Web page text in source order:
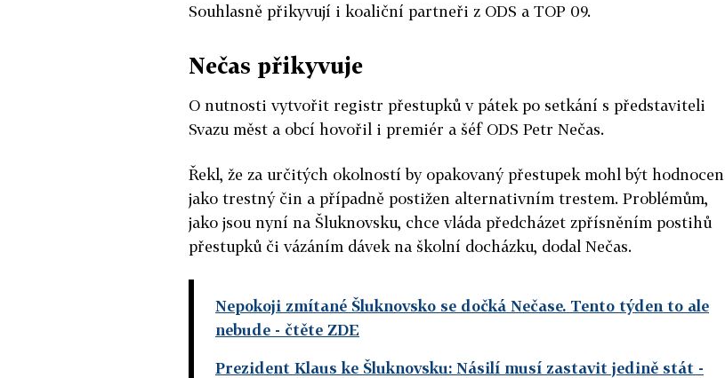
Souhlasně přikyvují i koaliční partneři z ODS a TOP 09.
Nečas přikyvuje
O nutnosti vytvořit registr přestupků v pátek po setkání s představiteli
Svazu měst a obcí hovořil i premiér a šéf ODS Petr Nečas.
Řekl, že za určitých okolností by opakovaný přestupek mohl být hodnocen
jako trestný čin a případně postižen alternativním trestem. Problémům,
jako jsou nyní na Šluknovsku, chce vláda předcházet zpřísněním postihů
přestupků či vázáním dávek na školní docházku, dodal Nečas.
Nepokoji zmítané Šluknovsko se dočká Nečase. Tento týden to ale
nebude - čtěte ZDE
Prezident Klaus ke Šluknovsku: Násilí musí zastavit jedině stát -